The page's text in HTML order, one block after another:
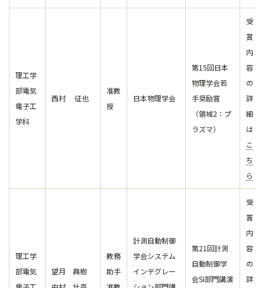
理工学
部電気
電子工
学科
西村 征也
准教
授
日本物理学会
第15回日本
物理学会若
手奨励賞
（領域2：プ
ラズマ）
受
賞
内
容
の
詳
細
は
こ
ち
ら
理工学
部電気
望月 典樹
教務
助手
計測自動制御
学会システム
インテグレー
第21回計測
自動制御学
会SI部門講演
受
賞
内
容
の
詳